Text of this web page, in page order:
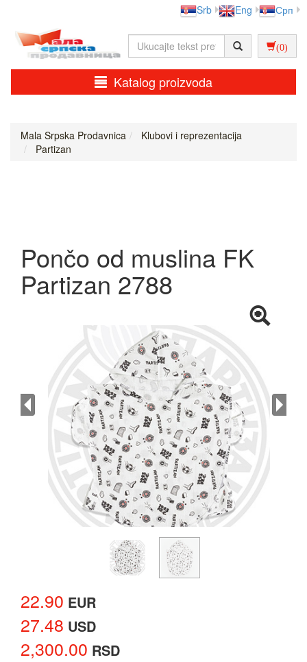
Srb Eng Срп
(0)
Katalog proizvoda
Mala Srpska Prodavnica
Klubovi i reprezentacija
Partizan
Pončo od muslina FK
Partizan 2788
22.90 EUR
27.48 USD
2,300.00 RSD